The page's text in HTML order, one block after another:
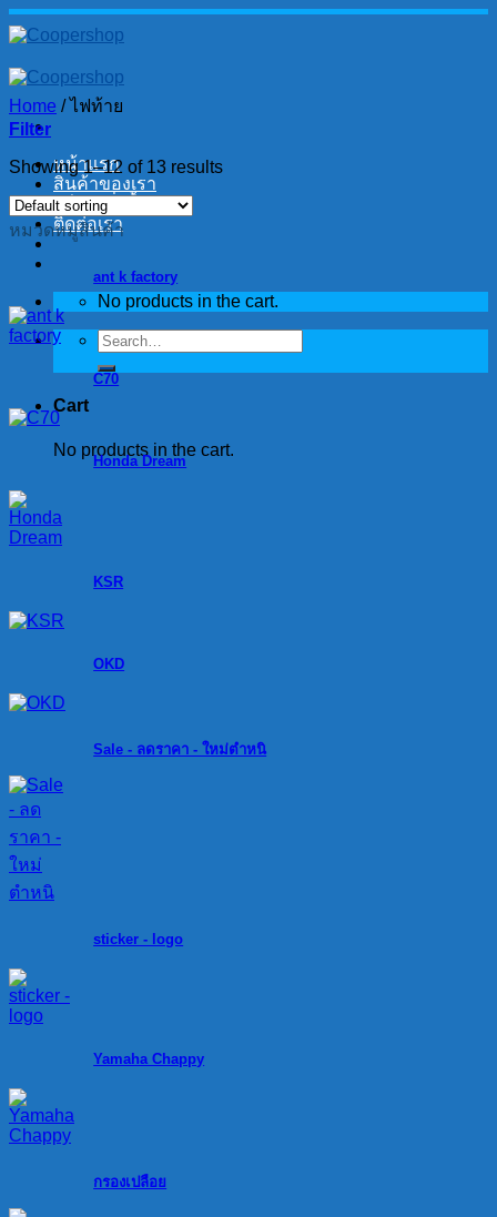
Skip
to
หน้าแรก
สินค้าของเรา
วิธีการสั่งซื้อ
ติดต่อเรา
No products in the cart.
Search
for:
Cart
No products in the cart.
Home /ไฟท้าย
Filter
Showing 1–12 of 13 results
หมวดหมู่สินค้า
ant k factory
C70
Honda Dream
KSR
OKD
Sale - ลดราคา - ใหม่ตำหนิ
sticker - logo
Yamaha Chappy
กรองเปลือย